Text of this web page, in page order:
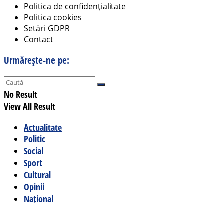
Politica de confidențialitate
Politica cookies
Setări GDPR
Contact
Urmărește-ne pe:
No Result
View All Result
Actualitate
Politic
Social
Sport
Cultural
Opinii
Național